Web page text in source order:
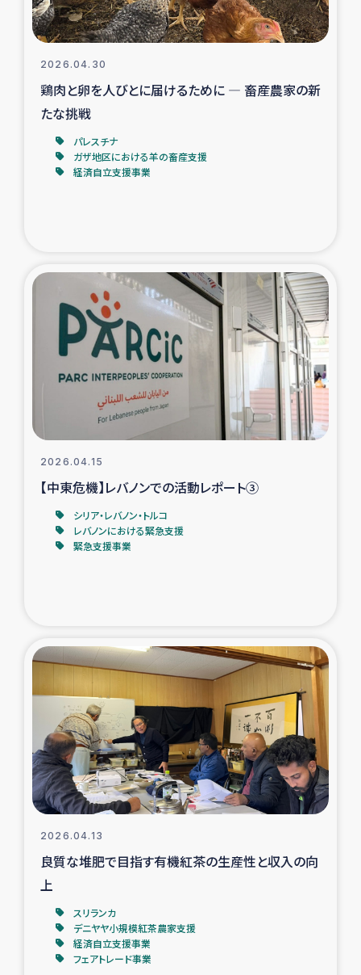
レバノンにおける緊急支援
レバノンでのシリア難民への教育支援事業
レバノンでのシリア難民・レバノン人への農業支援
海外ルーツの市民との共生
復興応援隊の活動
仮設住宅生活支援・農業復興支援
漁業復興支援
インターン・ボランティア日誌
居場所づくり
ガザ空爆被災者への食料支援と農家生産支援
ガザ地区における被災住民への緊急支援
ガザ地区酪農を通した女性グループの生計支援
ふりかけ普及と食生活改善による栄養改善事業
フェアトレード事業
民際教育
2026.04.30
鶏肉と卵を人びとに届けるために ― 畜産農家の新
たな挑戦
パレスチナ
ガザ地区における羊の畜産支援
経済自立支援事業
2026.04.15
【中東危機】レバノンでの活動レポート③
シリア・レバノン・トルコ
レバノンにおける緊急支援
緊急支援事業
2026.04.13
良質な堆肥で目指す有機紅茶の生産性と収入の向
上
スリランカ
デニヤヤ小規模紅茶農家支援
経済自立支援事業
フェアトレード事業